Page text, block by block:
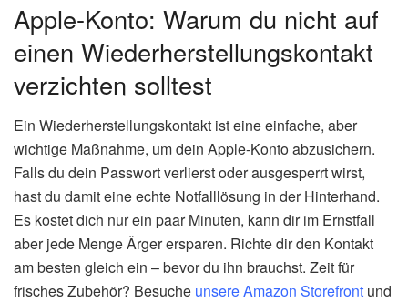
Apple-Konto: Warum du nicht auf
einen Wiederherstellungskontakt
verzichten solltest
Ein Wiederherstellungskontakt ist eine einfache, aber
wichtige Maßnahme, um dein Apple-Konto abzusichern.
Falls du dein Passwort verlierst oder ausgesperrt wirst,
hast du damit eine echte Notfalllösung in der Hinterhand.
Es kostet dich nur ein paar Minuten, kann dir im Ernstfall
aber jede Menge Ärger ersparen. Richte dir den Kontakt
am besten gleich ein – bevor du ihn brauchst. Zeit für
frisches Zubehör? Besuche unsere Amazon Storefront und